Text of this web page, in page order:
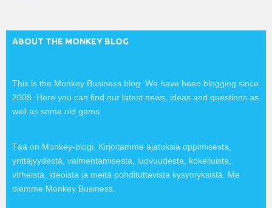
ABOUT THE MONKEY BLOG
This is the Monkey Business blog. We have been blogging since
2008. Here you can find our latest news, ideas and questions as
well as some old gems.
Tää on Monkey-blogi. Kirjoitamme ajatuksia oppimisesta,
yrittäjyydestä, valmentamisesta, luovuudesta, kokeiluista,
virheistä, ideoista ja meitä pohdituttavista kysymyksistä. Me
olemme Monkey Business.